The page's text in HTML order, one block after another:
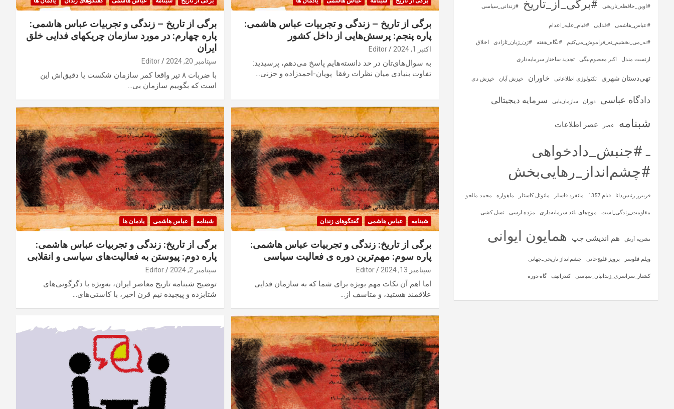
برگی از تاریخ – زندگی و تجربیات عباس هاشمی:
پاره پنجم: پرسش‌هایی از داخل کشور
اکتبر 1, 2024 Editor
به سوال‌های‌تان در حد دانسته‌هایم پاسخ می‌دهم، پرسیدید:
تفاوت بنیادی میان نظرات رفقا پویان-احمدزاده و جزنی…
برگی از تاریخ – زندگی و تجربیات عباس هاشمی:
پاره چهارم: در مورد سازمان چریکهای فدایی خلق
ایران
سپتامبر 20, 2024 Editor
با ضربات ۸ تیر واقعا کمر سازمان شکست یا دقیق‌اش این
است که بگوییم سازمان بی…
شبنامه عباس هاشمی گفتگوهای زندان
برگی از تاریخ: زندگی و تجربیات عباس هاشمی:
پاره سوم: مهم‌ترین دوره ی فعالیت سیاسی
سپتامبر 13, 2024 Editor
اما اهم آن نکات مهم بویژه برای شما که به سازمان فدایی
علاقمند هستید، و متاسف از…
شبنامه عباس هاشمی یادمان ها
برگی از تاریخ: زندگی و تجربیات عباس هاشمی:
پاره دوم: پیوستن به فعالیت‌های سیاسی و انقلابی
سپتامبر 2, 2024 Editor
توضیح شبنامه تاریخ معاصر ایران، به‌ویژه با دگرگونی‌های
شتابزده و پیچیده نیم قرن اخیر، با کاستی‌های…
#اوین_حافظه_تاریخی #برگی_از_تاریخ #زندانی_سیاسی
#عباس_هاشمی #فدایی #قیام_علیه_اعدام
#نه_می_بخشیم_نه_فراموش_می‌کنیم #نگاه_هفته #ژن_ژیان_ئازادی اخلاق
ارنست مندل اکبر معصوم‌بیگی تجدید ساختار سرمایه‌داری
تهی‌دستان شهری تکنولوژی اطلاعاتی خاوران خیزش آبان خیزش دی
دادگاه عباسی دوران سازمان‌یابی سرمایه‌ دیجیتالی
شبنامه عصر عصر اطلاعات
ـ #جنبش_دادخواهی
#چشم‌انداز_رهایی‌بخش
فریبرز رئیس‌دانا قیام 1357 مانفرد فاسلر مانوئل کاستلز ماهواره‌ محمد مالجو
مقاومت_زندگی_است موج‌های بلند سرمایه‌داری مژده ارسی نسل کشی
نشریه آرش هم اندیشی چپ همایون ایوانی
ویلم فلوسر پرویز قلیچ‌خانی چشم‌انداز تاریخی‌ـ‌جهانی
کشتار_سراسری_زندانیان_سیاسی کندراتیف گاه-دوره